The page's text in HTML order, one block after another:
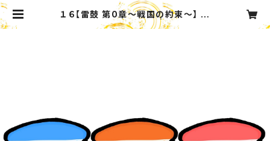
１６【雷鼓 第0章〜戦国の約束〜】 カ
ップ麺詰め合わせセット | Catering